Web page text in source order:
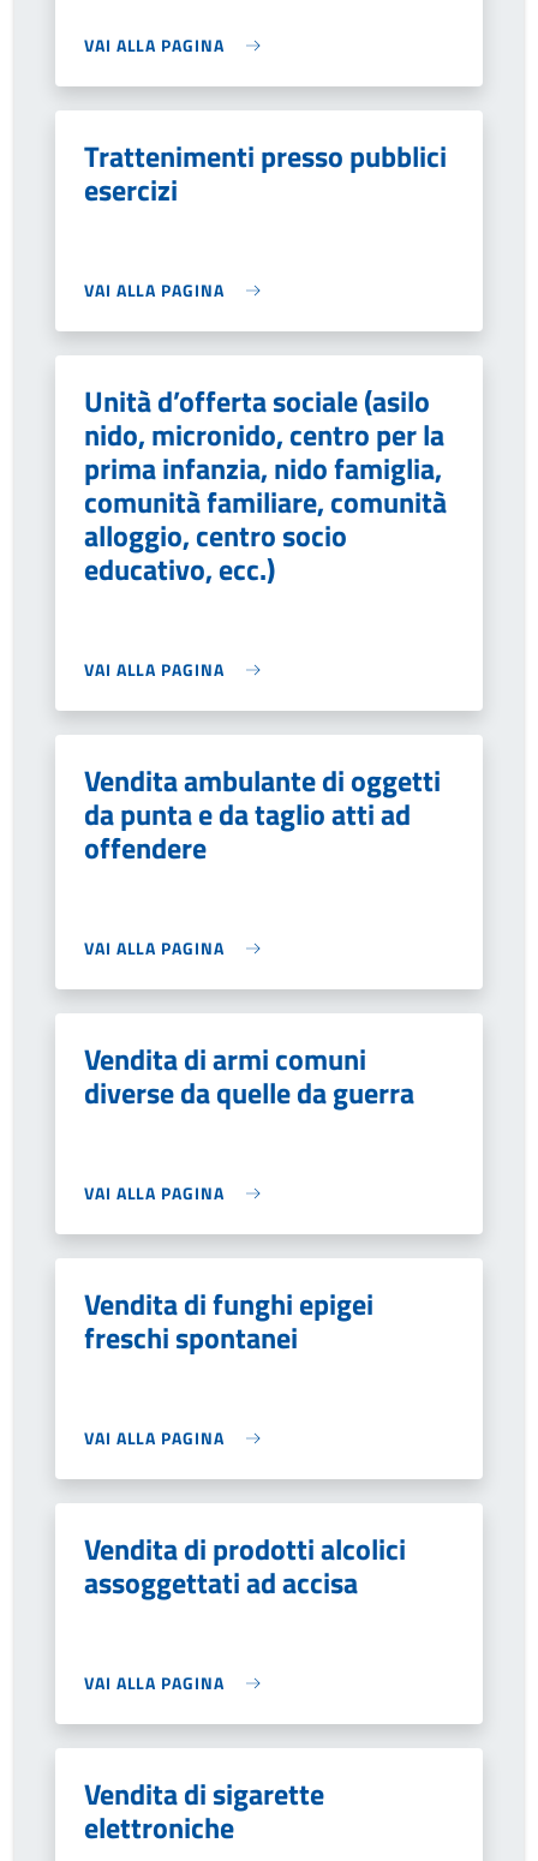
VAI ALLA PAGINA
Trattenimenti presso pubblici
esercizi
VAI ALLA PAGINA
Unità d’offerta sociale (asilo
nido, micronido, centro per la
prima infanzia, nido famiglia,
comunità familiare, comunità
alloggio, centro socio
educativo, ecc.)
VAI ALLA PAGINA
Vendita ambulante di oggetti
da punta e da taglio atti ad
offendere
VAI ALLA PAGINA
Vendita di armi comuni
diverse da quelle da guerra
VAI ALLA PAGINA
Vendita di funghi epigei
freschi spontanei
VAI ALLA PAGINA
Vendita di prodotti alcolici
assoggettati ad accisa
VAI ALLA PAGINA
Vendita di sigarette
elettroniche